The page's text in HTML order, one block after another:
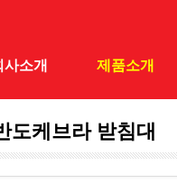
사소개 제품소개
민물민대
양어장 낚시대
도케브라 받침대